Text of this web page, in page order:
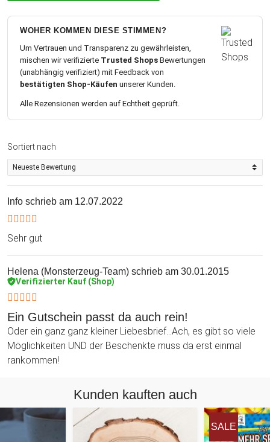
WOHER KOMMEN DIESE STIMMEN?
Um Vertrauen und Transparenz zu gewährleisten,
mischen wir verifizierte Trusted Shops Bewertungen
(unabhängig verifiziert) mit Feedback von
bestätigten Shop-Käufen unserer Kunden.
Alle Rezensionen werden auf Echtheit geprüft.
Sortiert nach
Info schrieb am 12.07.2022
Sehr gut
Helena (Monsterzeug-Team) schrieb am 30.01.2015
Verifizierter Kauf (Shop)
Ein Gutschein passt da auch rein!
Oder ein ganz ganz kleiner Liebesbrief...Ach, es gibt so viele
Möglichkeiten UND der Beschenkte muss da erst einmal
rankommen!
Kunden kauften auch
SALE